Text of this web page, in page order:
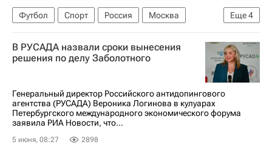
Еще4
Футбол Спорт Россия
Москва
Павел Мамаев
Волга
Торпедо (Москва)
ПФК ЦСКА
В РУСАДА назвали сроки вынесения
решения по делу Заболотного
Генеральный директор Российского антидопингового
агентства (РУСАДА) Вероника Логинова в кулуарах
Петербургского международного экономического форума
заявила РИА Новости, что...
5 июня, 08:27 2898